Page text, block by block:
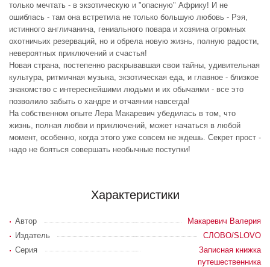
только мечтать - в экзотическую и "опасную" Африку! И не
ошиблась - там она встретила не только большую любовь - Рэя,
истинного англичанина, гениального повара и хозяина огромных
охотничьих резерваций, но и обрела новую жизнь, полную радости,
невероятных приключений и счастья!
Новая страна, постепенно раскрывавшая свои тайны, удивительная
культура, ритмичная музыка, экзотическая еда, и главное - близкое
знакомство с интереснейшими людьми и их обычаями - все это
позволило забыть о хандре и отчаянии навсегда!
На собственном опыте Лера Макаревич убедилась в том, что
жизнь, полная любви и приключений, может начаться в любой
момент, особенно, когда этого уже совсем не ждешь. Секрет прост -
надо не бояться совершать необычные поступки!
Характеристики
Автор
Макаревич Валерия
Издатель
СЛОВО/SLOVO
Серия
Записная книжка
путешественника